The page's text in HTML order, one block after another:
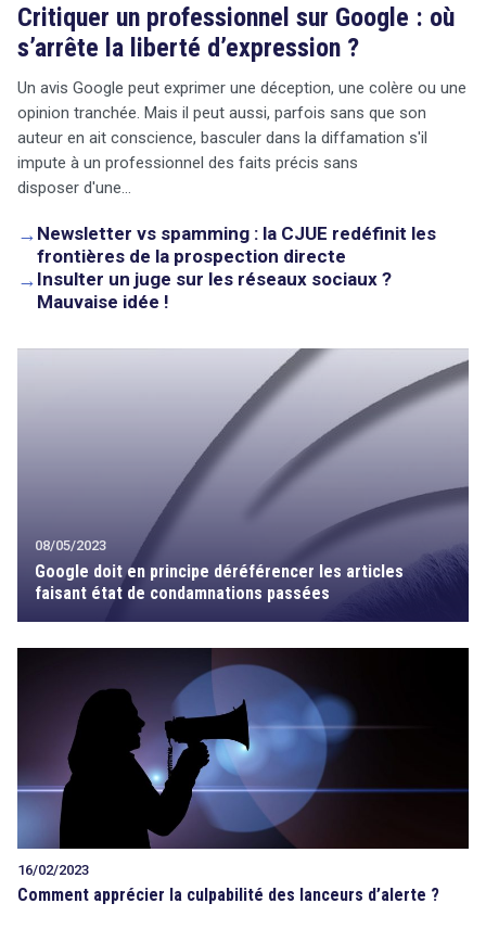
Critiquer un professionnel sur Google : où
s’arrête la liberté d’expression ?
Un avis Google peut exprimer une déception, une colère ou une
opinion tranchée. Mais il peut aussi, parfois sans que son
auteur en ait conscience, basculer dans la diffamation s'il
impute à un professionnel des faits précis sans
disposer d'une…
→ Newsletter vs spamming : la CJUE redéfinit les
frontières de la prospection directe
→ Insulter un juge sur les réseaux sociaux ?
Mauvaise idée !
08/05/2023
Google doit en principe déréférencer les articles
faisant état de condamnations passées
16/02/2023
Comment apprécier la culpabilité des lanceurs d’alerte ?